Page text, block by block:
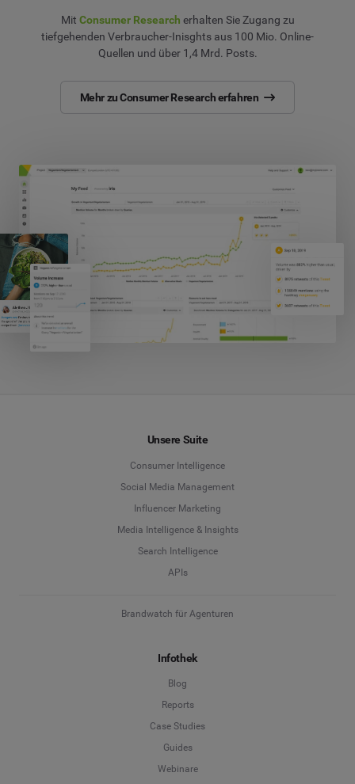
Mit Consumer Research erhalten Sie Zugang zu
tiefgehenden Verbraucher-Inisghts aus 100 Mio. Online-
Quellen und über 1,4 Mrd. Posts.
Mehr zu Consumer Research erfahren
Unsere Suite
Consumer Intelligence
Social Media Management
Influencer Marketing
Media Intelligence & Insights
Search Intelligence
APIs
Brandwatch für Agenturen
Infothek
Blog
Reports
Case Studies
Guides
Webinare